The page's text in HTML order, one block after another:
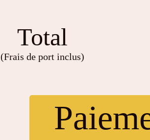
Total
(Frais de port inclus)